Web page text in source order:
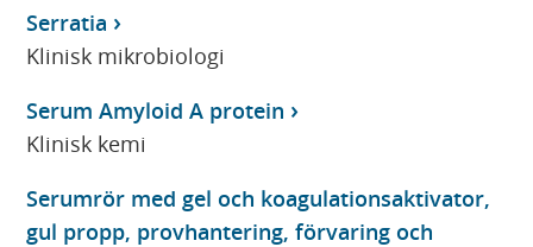
Serratia
Klinisk mikrobiologi
Serum Amyloid A protein
Klinisk kemi
Serumrör med gel och koagulationsaktivator,
gul propp, provhantering, förvaring och